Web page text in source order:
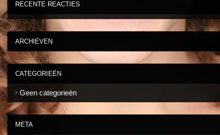
RECENTE REACTIES
ARCHIEVEN
CATEGORIEËN
Geen categorieën
META